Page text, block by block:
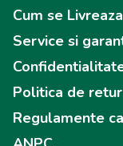
Cum se Livreaza
Service si
Politica de retur
Regulamente